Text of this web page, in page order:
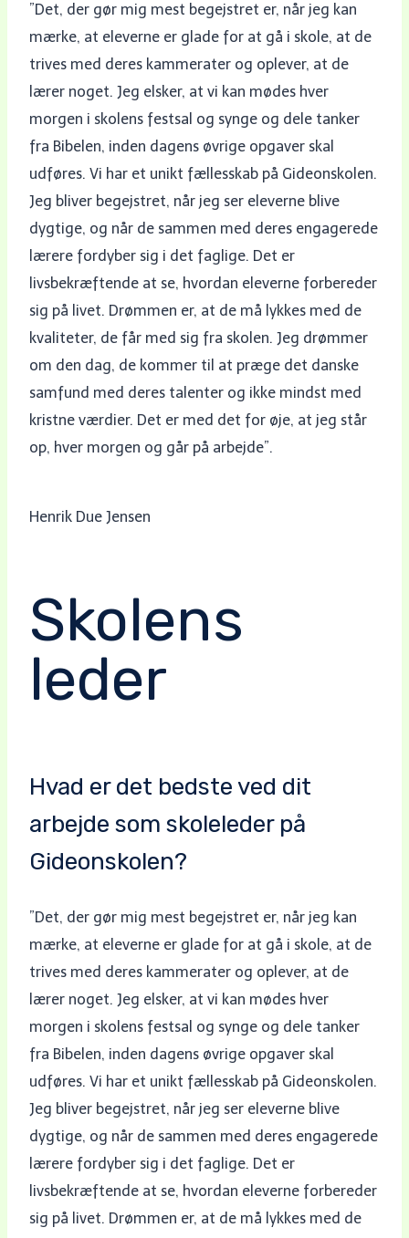
”Det, der gør mig mest begejstret er, når jeg kan
mærke, at eleverne er glade for at gå i skole, at de
trives med deres kammerater og oplever, at de
lærer noget. Jeg elsker, at vi kan mødes hver
morgen i skolens festsal og synge og dele tanker
fra Bibelen, inden dagens øvrige opgaver skal
udføres. Vi har et unikt fællesskab på Gideonskolen.
Jeg bliver begejstret, når jeg ser eleverne blive
dygtige, og når de sammen med deres engagerede
lærere fordyber sig i det faglige. Det er
livsbekræftende at se, hvordan eleverne forbereder
sig på livet. Drømmen er, at de må lykkes med de
kvaliteter, de får med sig fra skolen. Jeg drømmer
om den dag, de kommer til at præge det danske
samfund med deres talenter og ikke mindst med
kristne værdier. Det er med det for øje, at jeg står
op, hver morgen og går på arbejde”.
Henrik Due Jensen
Skolens
leder
Hvad er det bedste ved dit
arbejde som skoleleder på
Gideonskolen?
”Det, der gør mig mest begejstret er, når jeg kan
mærke, at eleverne er glade for at gå i skole, at de
trives med deres kammerater og oplever, at de
lærer noget. Jeg elsker, at vi kan mødes hver
morgen i skolens festsal og synge og dele tanker
fra Bibelen, inden dagens øvrige opgaver skal
udføres. Vi har et unikt fællesskab på Gideonskolen.
Jeg bliver begejstret, når jeg ser eleverne blive
dygtige, og når de sammen med deres engagerede
lærere fordyber sig i det faglige. Det er
livsbekræftende at se, hvordan eleverne forbereder
sig på livet. Drømmen er, at de må lykkes med de